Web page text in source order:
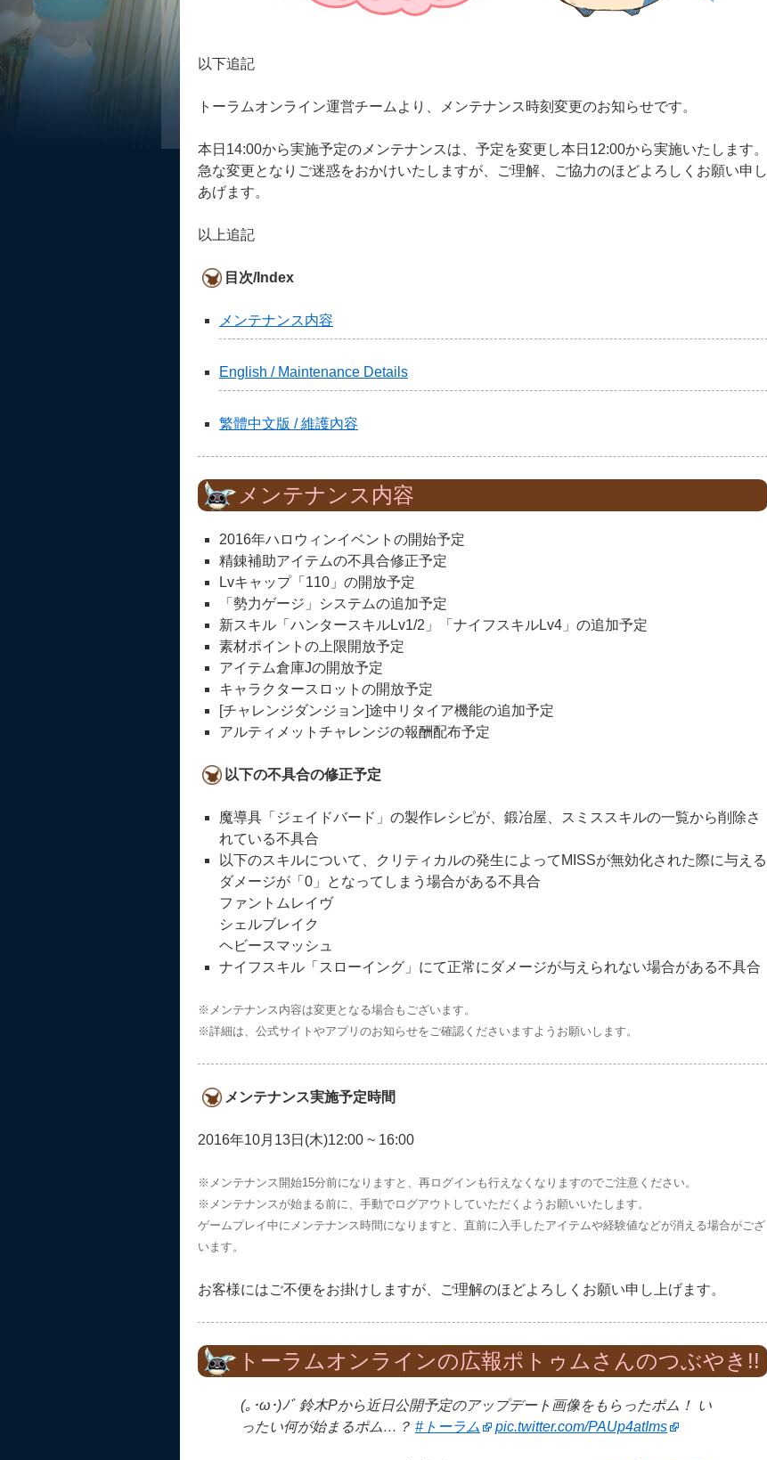
以下追記
トーラムオンライン運営チームより、メンテナンス時刻変更のお知らせです。
本日14:00から実施予定のメンテナンスは、予定を変更し本日12:00から実施いたします。
急な変更となりご迷惑をおかけいたしますが、ご理解、ご協力のほどよろしくお願い申し
あげます。
以上追記
目次/Index
メンテナンス内容
English / Maintenance Details
繁體中文版 / 維護內容
メンテナンス内容
2016年ハロウィンイベントの開始予定
精錬補助アイテムの不具合修正予定
Lvキャップ「110」の開放予定
「勢力ゲージ」システムの追加予定
新スキル「ハンタースキルLv1/2」「ナイフスキルLv4」の追加予定
素材ポイントの上限開放予定
アイテム倉庫Jの開放予定
キャラクタースロットの開放予定
[チャレンジダンジョン]途中リタイア機能の追加予定
アルティメットチャレンジの報酬配布予定
以下の不具合の修正予定
魔導具「ジェイドバード」の製作レシピが、鍛冶屋、スミススキルの一覧から削除さ
れている不具合
以下のスキルについて、クリティカルの発生によってMISSが無効化された際に与える
ダメージが「0」となってしまう場合がある不具合
ファントムレイヴ
シェルブレイク
ヘビースマッシュ
ナイフスキル「スローイング」にて正常にダメージが与えられない場合がある不具合
※メンテナンス内容は変更となる場合もございます。
※詳細は、公式サイトやアプリのお知らせをご確認くださいますようお願いします。
メンテナンス実施予定時間
2016年10月13日(木)12:00 ~ 16:00
※メンテナンス開始15分前になりますと、再ログインも行えなくなりますのでご注意ください。
※メンテナンスが始まる前に、手動でログアウトしていただくようお願いいたします。
ゲームプレイ中にメンテナンス時間になりますと、直前に入手したアイテムや経験値などが消える場合がござ
います。
お客様にはご不便をお掛けしますが、ご理解のほどよろしくお願い申し上げます。
トーラムオンラインの広報ポトゥムさんのつぶやき!!
(｡･ω･)ﾉﾞ 鈴木Pから近日公開予定のアップデート画像をもらったポム！ い
ったい何が始まるポム…？ #トーラム pic.twitter.com/PAUp4atIms